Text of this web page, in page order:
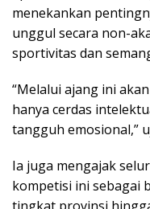
menekankan
unggul secara non-
sportivitas dan
“Melalui ajang ini
hanya cerdas
tangguh emosional,”
Ia juga mengajak
kompetisi ini sebagai